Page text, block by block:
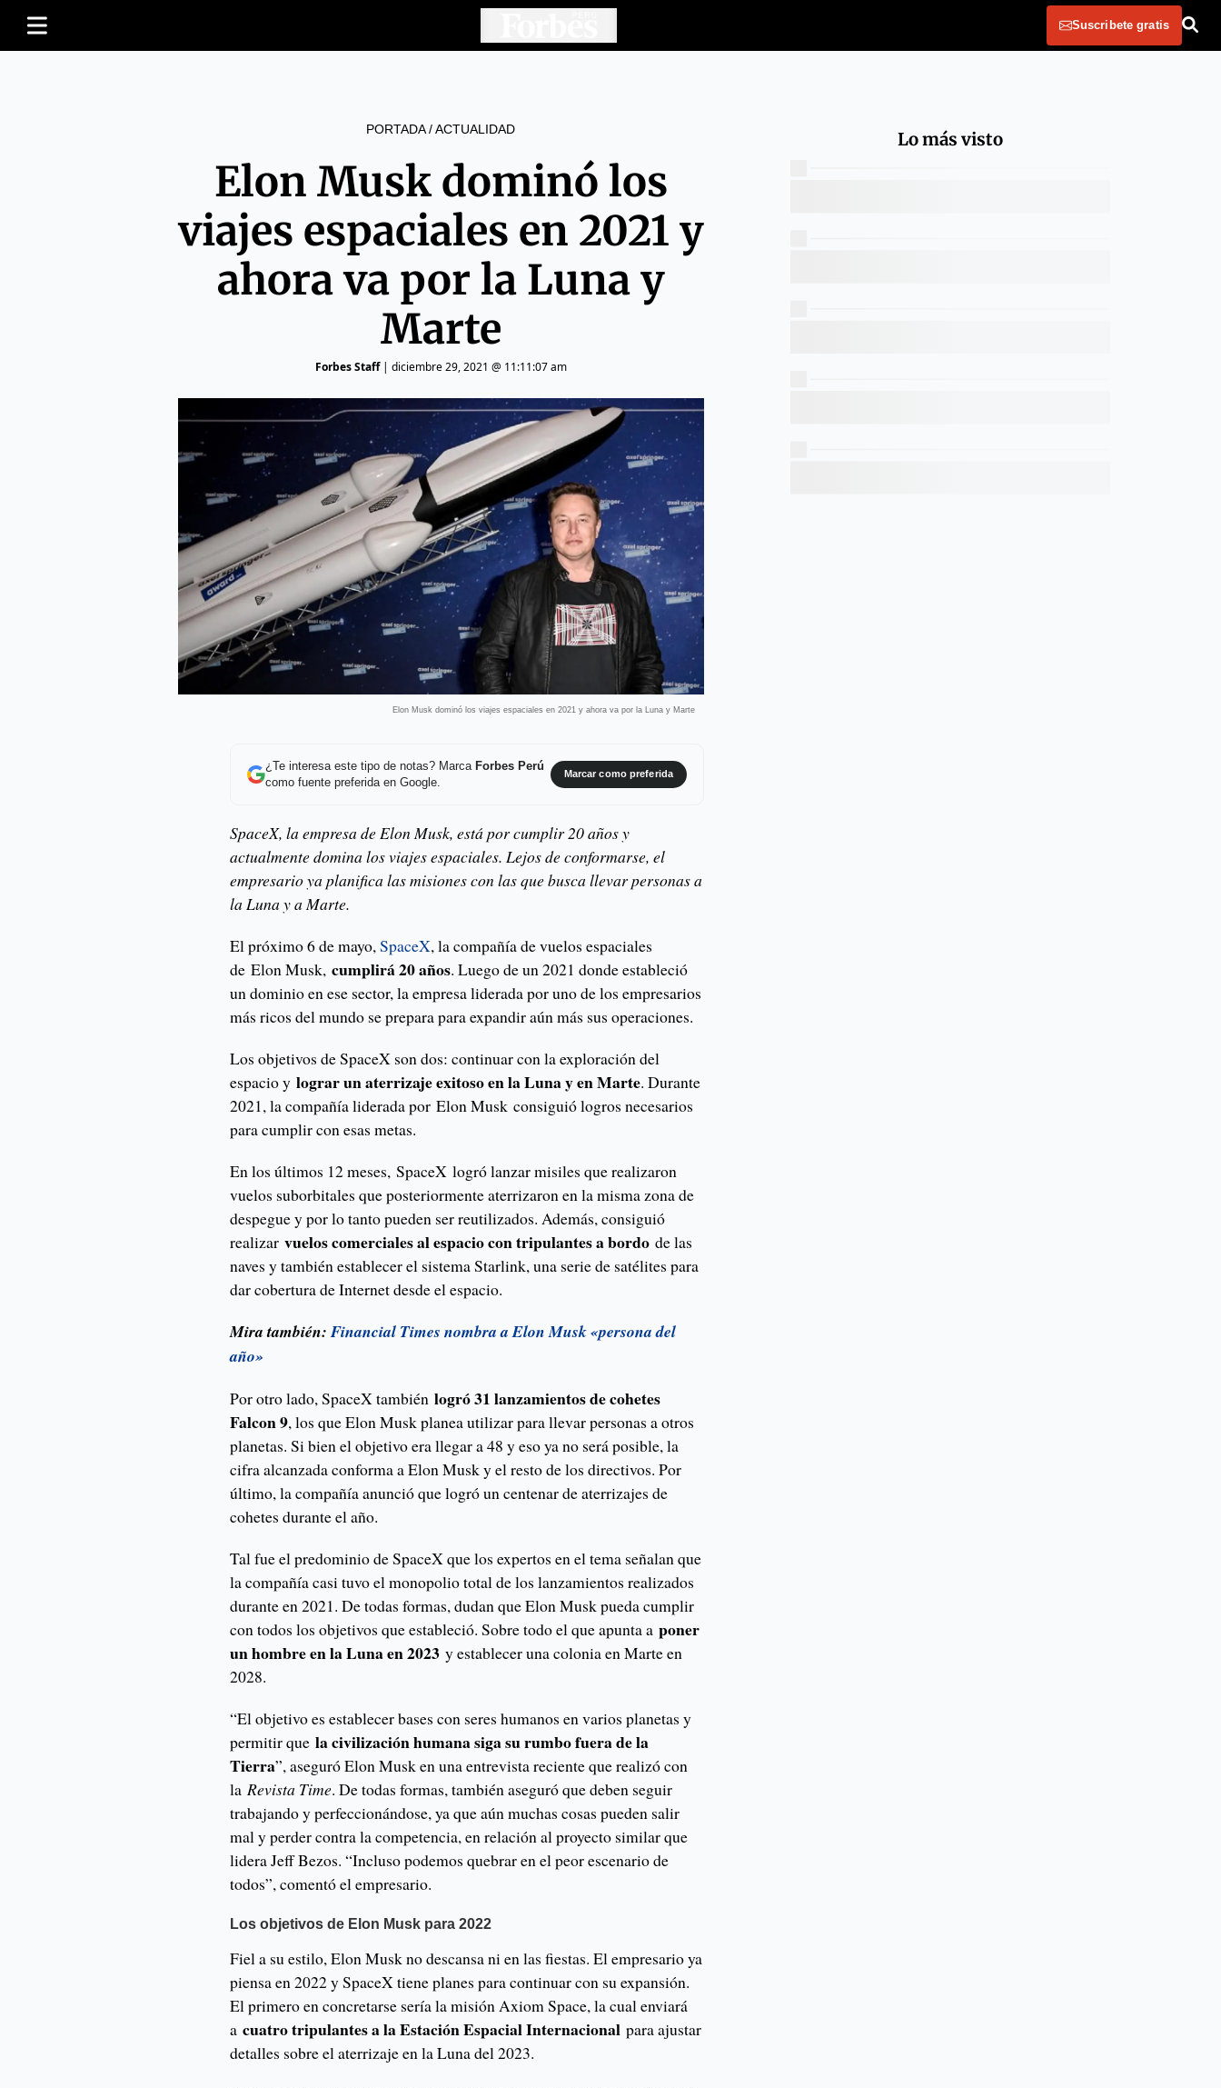
Suscribete gratis
PORTADA/ACTUALIDAD
Elon Musk dominó los
viajes espaciales en 2021 y
ahora va por la Luna y
Marte
Forbes Staff| diciembre 29, 2021 @ 11:11:07 am
Elon Musk dominó los viajes espaciales en 2021 y ahora va por la Luna y Marte
¿Te interesa este tipo de notas? Marca Forbes Perú
como fuente preferida en Google.
Marcar como preferida
SpaceX, la empresa de Elon Musk, está por cumplir 20 años y
actualmente domina los viajes espaciales. Lejos de conformarse, el
empresario ya planifica las misiones con las que busca llevar personas a
la Luna y a Marte.
El próximo 6 de mayo,SpaceX, la compañía de vuelos espaciales
de Elon Musk,cumplirá 20 años. Luego de un 2021 donde estableció
un dominio en ese sector, la empresa liderada por uno de los empresarios
más ricos del mundo se prepara para expandir aún más sus operaciones.
Los objetivos de SpaceX son dos: continuar con la exploración del
espacio ylograr un aterrizaje exitoso en la Luna y en Marte. Durante
2021, la compañía liderada por Elon Musk consiguió logros necesarios
para cumplir con esas metas.
En los últimos 12 meses, SpaceX logró lanzar misiles que realizaron
vuelos suborbitales que posteriormente aterrizaron en la misma zona de
despegue y por lo tanto pueden ser reutilizados. Además, consiguió
realizar vuelos comerciales al espacio con tripulantes a bordo de las
naves y también establecer el sistema Starlink, una serie de satélites para
dar cobertura de Internet desde el espacio.
Mira también:Financial Times nombra a Elon Musk «persona del
año»
Por otro lado, SpaceX tambiénlogró 31 lanzamientos de cohetes
Falcon 9, los que Elon Musk planea utilizar para llevar personas a otros
planetas. Si bien el objetivo era llegar a 48 y eso ya no será posible, la
cifra alcanzada conforma a Elon Musk y el resto de los directivos. Por
último, la compañía anunció que logró un centenar de aterrizajes de
cohetes durante el año.
Tal fue el predominio de SpaceX que los expertos en el tema señalan que
la compañía casi tuvo el monopolio total de los lanzamientos realizados
durante en 2021. De todas formas, dudan que Elon Musk pueda cumplir
con todos los objetivos que estableció. Sobre todo el que apunta aponer
un hombre en la Luna en 2023 y establecer una colonia en Marte en
2028.
“El objetivo es establecer bases con seres humanos en varios planetas y
permitir quela civilización humana siga su rumbo fuera de la
Tierra”, aseguró Elon Musk en una entrevista reciente que realizó con
laRevista Time. De todas formas, también aseguró que deben seguir
trabajando y perfeccionándose, ya que aún muchas cosas pueden salir
mal y perder contra la competencia, en relación al proyecto similar que
lidera Jeff Bezos. “Incluso podemos quebrar en el peor escenario de
todos”, comentó el empresario.
Los objetivos de Elon Musk para 2022
Fiel a su estilo, Elon Musk no descansa ni en las fiestas. El empresario ya
piensa en 2022 y SpaceX tiene planes para continuar con su expansión.
El primero en concretarse sería la misión Axiom Space, la cual enviará
a cuatro tripulantes a la Estación Espacial Internacional para ajustar
detalles sobre el aterrizaje en la Luna del 2023.
Lo más visto